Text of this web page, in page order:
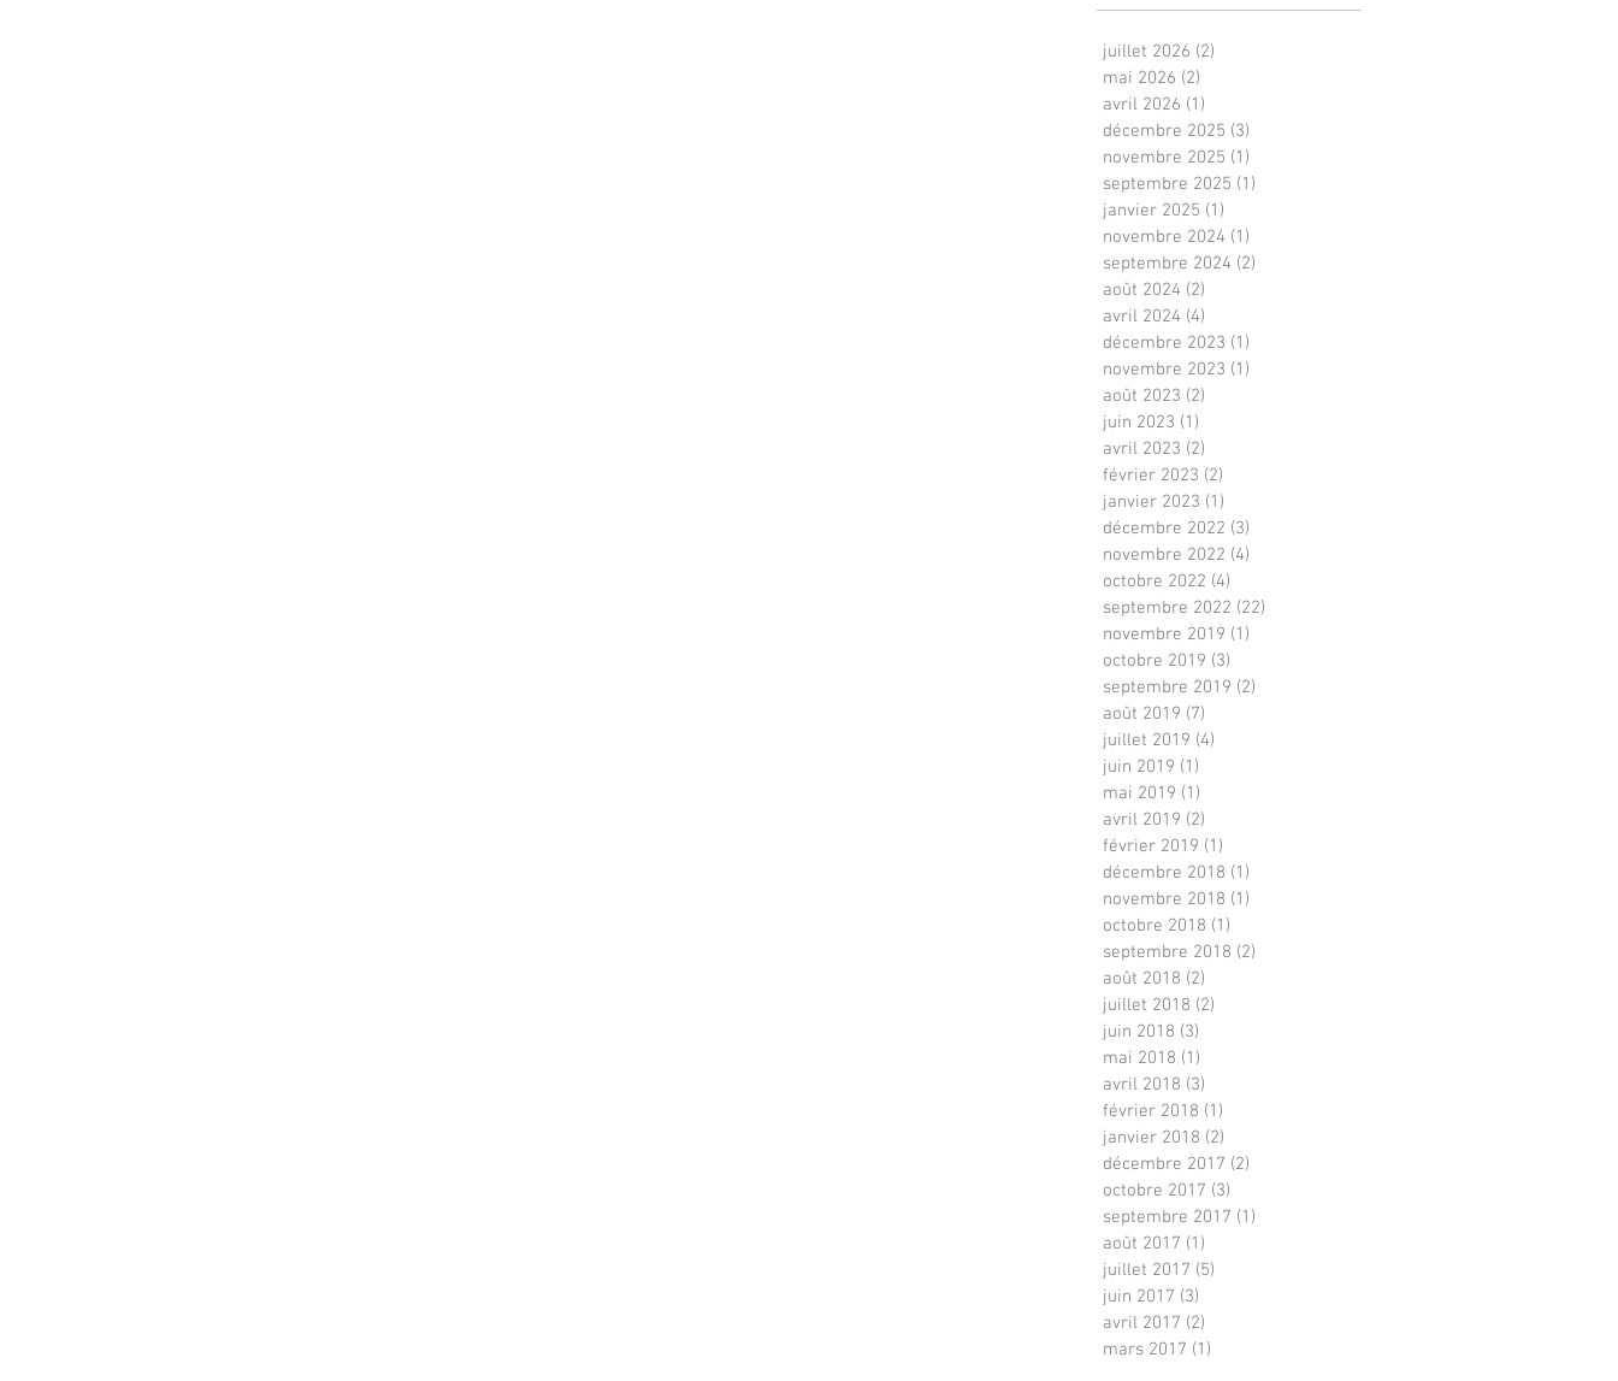
juillet 2026 (2)
mai 2026 (2)
avril 2026 (1)
décembre 2025 (3)
novembre 2025 (1)
septembre 2025 (1)
janvier 2025 (1)
novembre 2024 (1)
septembre 2024 (2)
août 2024 (2)
avril 2024 (4)
décembre 2023 (1)
novembre 2023 (1)
août 2023 (2)
juin 2023 (1)
avril 2023 (2)
février 2023 (2)
janvier 2023 (1)
décembre 2022 (3)
novembre 2022 (4)
octobre 2022 (4)
septembre 2022 (22)
novembre 2019 (1)
octobre 2019 (3)
septembre 2019 (2)
août 2019 (7)
juillet 2019 (4)
juin 2019 (1)
mai 2019 (1)
avril 2019 (2)
février 2019 (1)
décembre 2018 (1)
novembre 2018 (1)
octobre 2018 (1)
septembre 2018 (2)
août 2018 (2)
juillet 2018 (2)
juin 2018 (3)
mai 2018 (1)
avril 2018 (3)
février 2018 (1)
janvier 2018 (2)
décembre 2017 (2)
octobre 2017 (3)
septembre 2017 (1)
août 2017 (1)
juillet 2017 (5)
juin 2017 (3)
avril 2017 (2)
mars 2017 (1)